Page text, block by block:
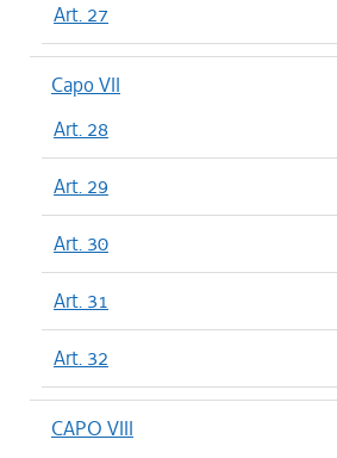
Art. 27
Capo VII
Art. 28
Art. 29
Art. 30
Art. 31
Art. 32
CAPO VIII